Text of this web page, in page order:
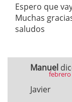
Espero que
Muchas
saludos
Manuel
febrero
Javier